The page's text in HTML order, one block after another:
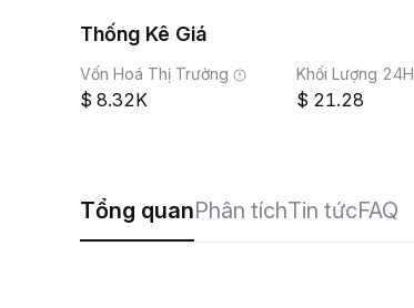
Thống Kê Giá
Vốn Hoá Thị Trường
8.32K
Khối Lượng 24H
21.28
Tổng quanPhân tíchTin tứcFAQ